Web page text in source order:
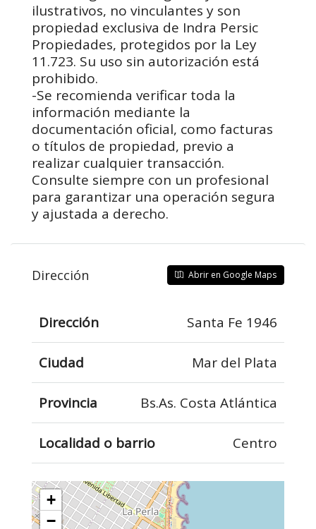
ilustrativos, no vinculantes y son
propiedad exclusiva de Indra Persic
Propiedades, protegidos por la Ley
11.723. Su uso sin autorización está
prohibido.
-Se recomienda verificar toda la
información mediante la
documentación oficial, como facturas
o títulos de propiedad, previo a
realizar cualquier transacción.
Consulte siempre con un profesional
para garantizar una operación segura
y ajustada a derecho.
Dirección Abrir en Google Maps
Dirección Santa Fe 1946
Ciudad Mar del Plata
Provincia Bs.As. Costa Atlántica
Localidad o barrio Centro
+
−